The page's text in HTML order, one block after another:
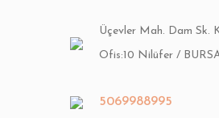
Üçevler Mah. Dam Sk.
Ofis:10 Nilüfer /
5069988995